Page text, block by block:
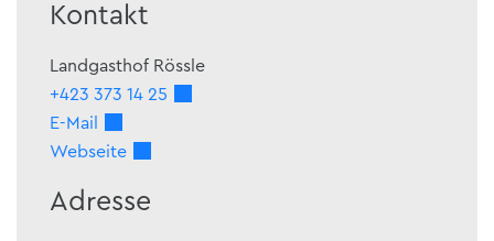
Kontakt
Landgasthof Rössle
+423 373 14 25
E-Mail
Webseite
Adresse